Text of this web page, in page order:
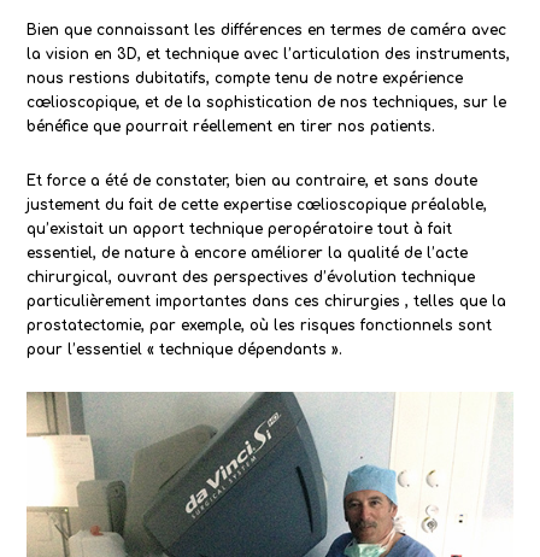
Bien que connaissant les différences en termes de caméra avec
la vision en 3D, et technique avec l’articulation des instruments,
nous restions dubitatifs, compte tenu de notre expérience
cœlioscopique, et de la sophistication de nos techniques, sur le
bénéfice que pourrait réellement en tirer nos patients.
Et force a été de constater, bien au contraire, et sans doute
justement du fait de cette expertise cœlioscopique préalable,
qu’existait un apport technique peropératoire tout à fait
essentiel, de nature à encore améliorer la qualité de l’acte
chirurgical, ouvrant des perspectives d’évolution technique
particulièrement importantes dans ces chirurgies , telles que la
prostatectomie, par exemple, où les risques fonctionnels sont
pour l’essentiel « technique dépendants ».